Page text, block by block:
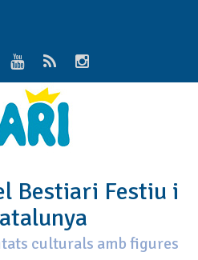
Bestiari Festiu i
culturals amb figures